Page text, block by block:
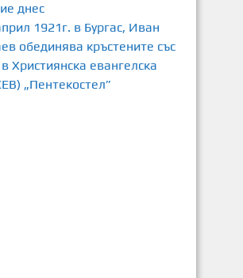
днес
1921г. в Бургас, Иван
обединява кръстените със
Християнска евангелска
„Пентекостел”